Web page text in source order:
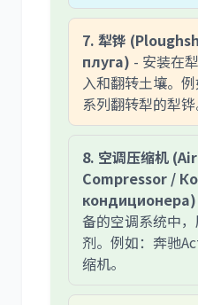
7. 犁铧
плуга) - 安装在
入和翻转土壤。
系列翻转犁的犁铧
8. 空调压缩机
Compressor /
кондиционера)
备的空调系统中
剂。例如：奔驰
缩机。